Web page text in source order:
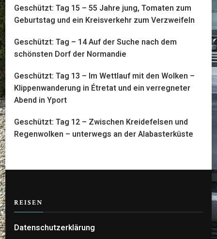
Geschützt: Tag 15 – 55 Jahre jung, Tomaten zum
Geburtstag und ein Kreisverkehr zum Verzweifeln
Geschützt: Tag – 14 Auf der Suche nach dem
schönsten Dorf der Normandie
Geschützt: Tag 13 – Im Wettlauf mit den Wolken –
Klippenwanderung in Étretat und ein verregneter
Abend in Yport
Geschützt: Tag 12 – Zwischen Kreidefelsen und
Regenwolken – unterwegs an der Alabasterküste
REISEN
Datenschutzerklärung